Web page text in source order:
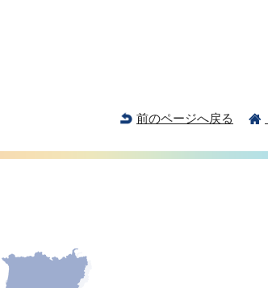
前のページへ戻る